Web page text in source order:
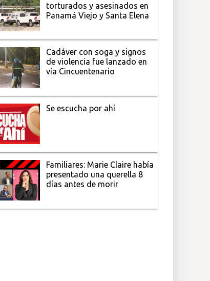
torturados y asesinados en
Panamá Viejo y Santa Elena
Cadáver con soga y signos
de violencia fue lanzado en
vía Cincuentenario
Se escucha por ahí
Familiares: Marie Claire había
presentado una querella 8
días antes de morir